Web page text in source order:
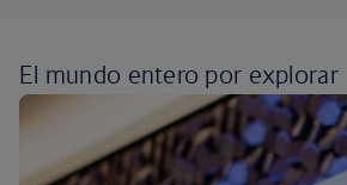
El mundo entero por explorar